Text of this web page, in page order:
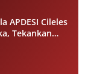
APDESI Cileles
Tekankan